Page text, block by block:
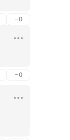
–0
–0